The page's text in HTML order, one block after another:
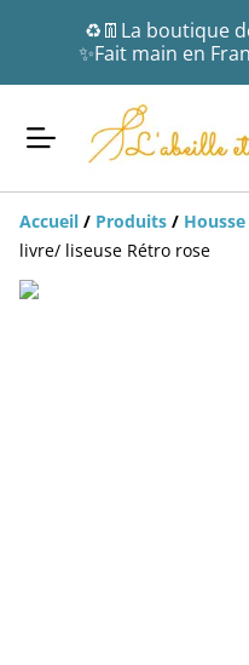
♻️👖La boutique
✨Fait main en
Accueil / Produits /
livre/ liseuse Rétro rose